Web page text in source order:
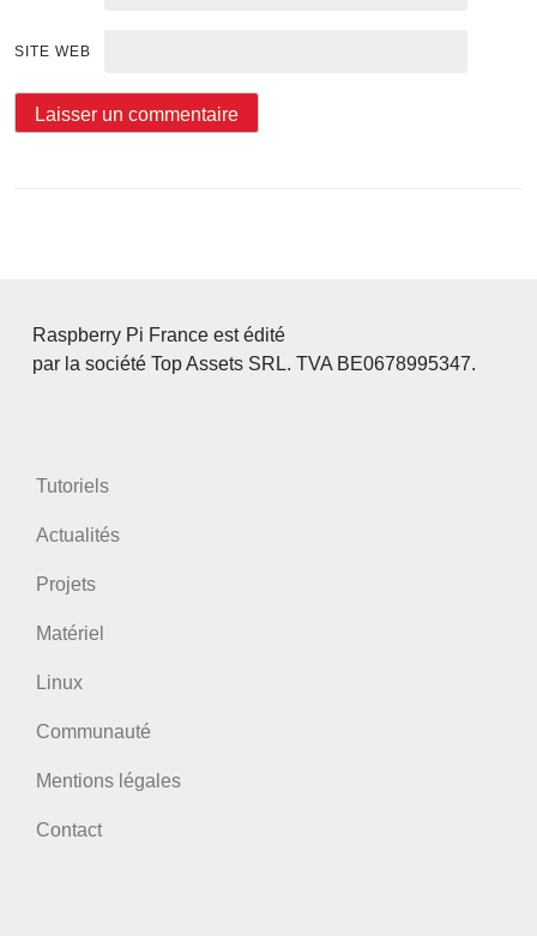
SITE WEB
Raspberry Pi France est édité
par la société Top Assets SRL. TVA BE0678995347.
Tutoriels
Actualités
Projets
Matériel
Linux
Communauté
Mentions légales
Contact